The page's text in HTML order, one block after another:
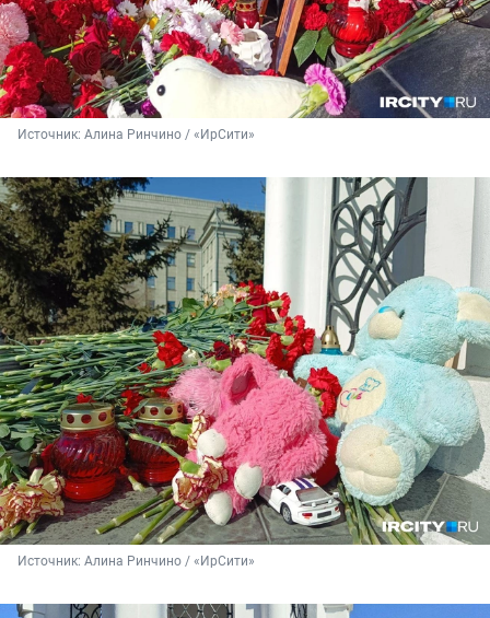
Источник: Алина Ринчино / «ИрСити»
Источник: Алина Ринчино / «ИрСити»